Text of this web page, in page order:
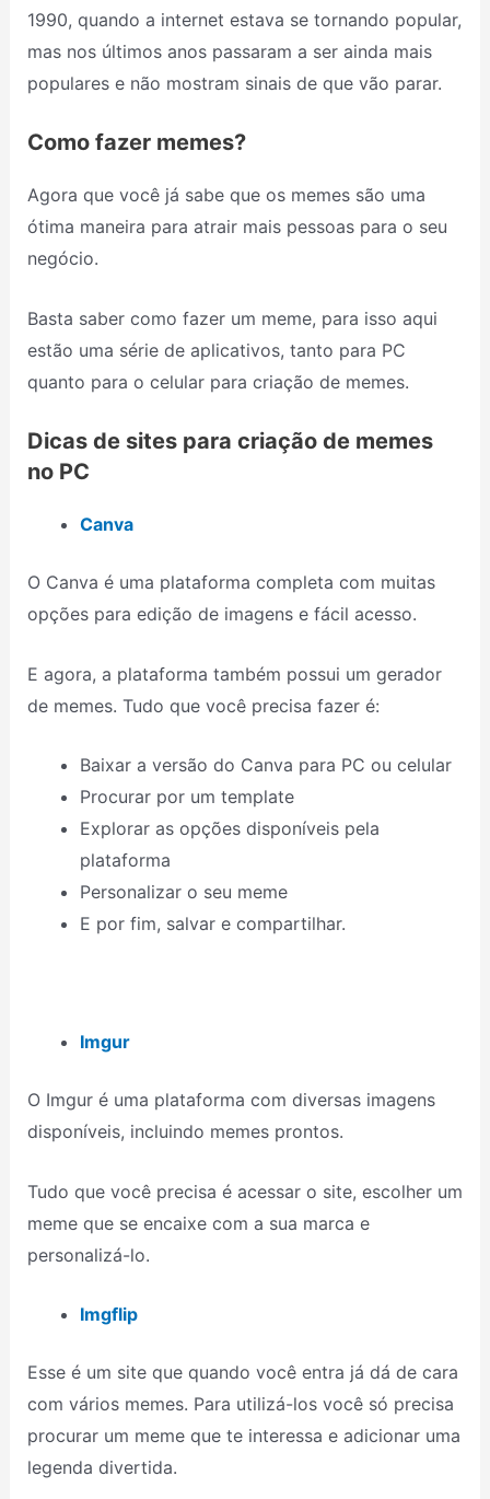
1990, quando a internet estava se tornando popular,
mas nos últimos anos passaram a ser ainda mais
populares e não mostram sinais de que vão parar.
Como fazer memes?
Agora que você já sabe que os memes são uma
ótima maneira para atrair mais pessoas para o seu
negócio.
Basta saber como fazer um meme, para isso aqui
estão uma série de aplicativos, tanto para PC
quanto para o celular para criação de memes.
Dicas de sites para criação de memes
no PC
Canva
O Canva é uma plataforma completa com muitas
opções para edição de imagens e fácil acesso.
E agora, a plataforma também possui um gerador
de memes. Tudo que você precisa fazer é:
Baixar a versão do Canva para PC ou celular
Procurar por um template
Explorar as opções disponíveis pela
plataforma
Personalizar o seu meme
E por fim, salvar e compartilhar.
Imgur
O Imgur é uma plataforma com diversas imagens
disponíveis, incluindo memes prontos.
Tudo que você precisa é acessar o site, escolher um
meme que se encaixe com a sua marca e
personalizá-lo.
Imgflip
Esse é um site que quando você entra já dá de cara
com vários memes. Para utilizá-los você só precisa
procurar um meme que te interessa e adicionar uma
legenda divertida.